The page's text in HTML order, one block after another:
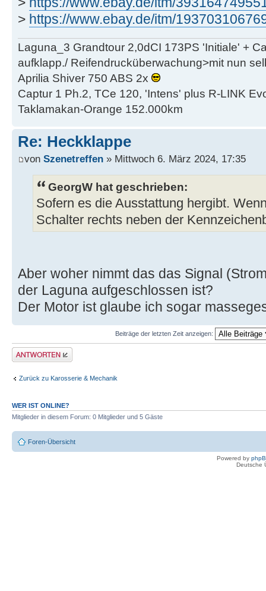
> https://www.ebay.de/itm/
Laguna_3 Grandtour 2,0dCI 173PS 'Initiale' +
aufklapp./ Reifendrucküberwachung>mit nun
Aprilia Shiver 750 ABS 2x
Captur 1 Ph.2, TCe 120, 'Intens' plus R-LINK
Taklamakan-Orange 152.000km
Re: Heckklappe
von Szenetreffen » Mittwoch 6. März 2024, 17:35
GeorgW hat geschrieben:
Sofern es die Ausstattung hergibt.
Schalter rechts neben der
Aber woher nimmt das das Signal
der Laguna aufgeschlossen ist?
Der Motor ist glaube ich sogar
Beiträge der letzten Zeit anzeigen:
Antwort erstellen
Zurück zu Karosserie & Mechanik
WER IST ONLINE?
Mitglieder in diesem Forum: 0 Mitglieder und 5 Gäste
Foren-Übersicht
Powered by
Deutsche